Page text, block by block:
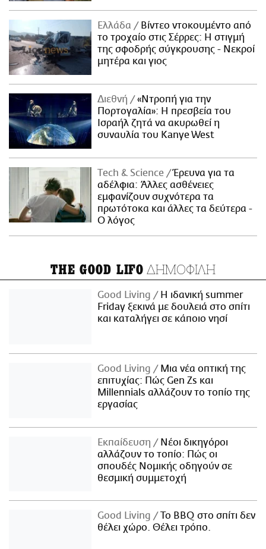
Ελλάδα
Βίντεο ντοκουμέντο από
το τροχαίο στις Σέρρες: Η στιγμή
της σφοδρής σύγκρουσης - Νεκροί
μητέρα και γιος
Διεθνή
«Ντροπή για την
Πορτογαλία»: Η πρεσβεία του
Ισραήλ ζητά να ακυρωθεί η
συναυλία του Kanye West
Τech & Science
Έρευνα για τα
αδέλφια: Άλλες ασθένειες
εμφανίζουν συχνότερα τα
πρωτότοκα και άλλες τα δεύτερα -
Ο λόγος
THE GOOD LIFO ΔΗΜΟΦΙΛΗ
Good Living
Η ιδανική summer
Friday ξεκινά με δουλειά στο σπίτι
και καταλήγει σε κάποιο νησί
Good Living
Μια νέα οπτική της
επιτυχίας: Πώς Gen Zs και
Millennials αλλάζουν το τοπίο της
εργασίας
Εκπαίδευση
Νέοι δικηγόροι
αλλάζουν το τοπίο: Πώς οι
σπουδές Νομικής οδηγούν σε
θεσμική συμμετοχή
Good Living
Το BBQ στο σπίτι δεν
θέλει χώρο. Θέλει τρόπο.